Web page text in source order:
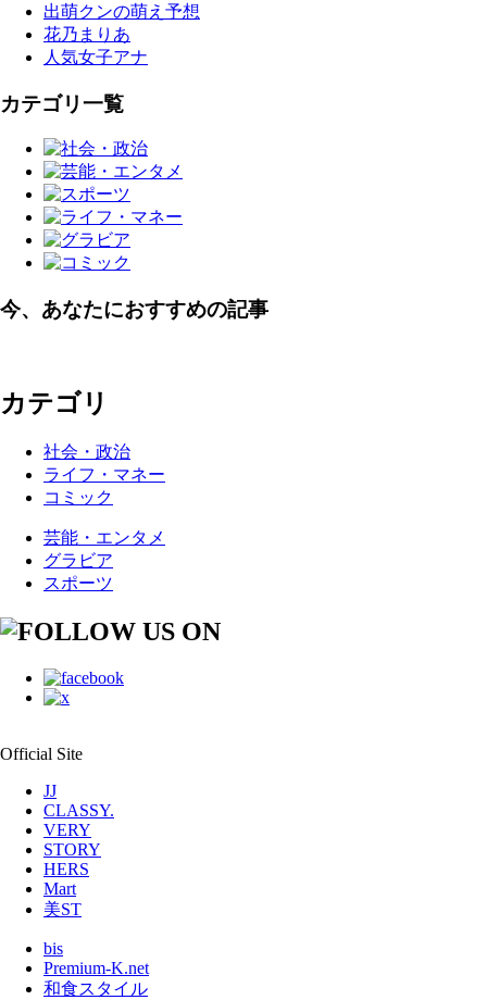
出萌クンの萌え予想
花乃まりあ
人気女子アナ
カテゴリ一覧
今、あなたにおすすめの記事
カテゴリ
社会・政治
ライフ・マネー
コミック
芸能・エンタメ
グラビア
スポーツ
Official Site
JJ
CLASSY.
VERY
STORY
HERS
Mart
美ST
bis
Premium-K.net
和食スタイル